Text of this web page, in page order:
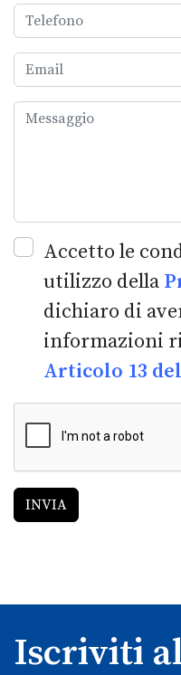
Accetto le
utilizzo della
dichiaro di
informazioni
Articolo 13 del
INVIA
Iscriviti